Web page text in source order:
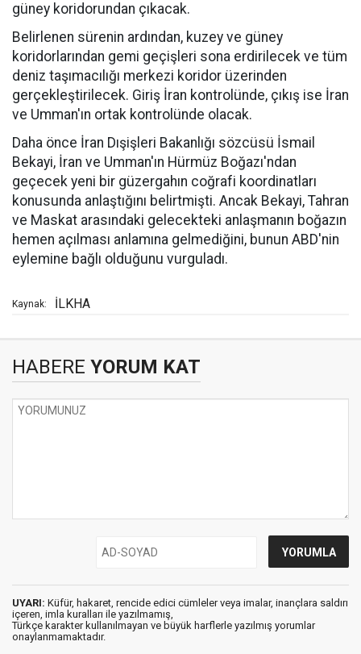
güney koridorundan çıkacak.
Belirlenen sürenin ardından, kuzey ve güney
koridorlarından gemi geçişleri sona erdirilecek ve tüm
deniz taşımacılığı merkezi koridor üzerinden
gerçekleştirilecek. Giriş İran kontrolünde, çıkış ise İran
ve Umman'ın ortak kontrolünde olacak.
Daha önce İran Dışişleri Bakanlığı sözcüsü İsmail
Bekayi, İran ve Umman'ın Hürmüz Boğazı'ndan
geçecek yeni bir güzergahın coğrafi koordinatları
konusunda anlaştığını belirtmişti. Ancak Bekayi, Tahran
ve Maskat arasındaki gelecekteki anlaşmanın boğazın
hemen açılması anlamına gelmediğini, bunun ABD'nin
eylemine bağlı olduğunu vurguladı.
Kaynak: İLKHA
HABERE YORUM KAT
UYARI: Küfür, hakaret, rencide edici cümleler veya imalar, inançlara saldırı
içeren, imla kuralları ile yazılmamış,
Türkçe karakter kullanılmayan ve büyük harflerle yazılmış yorumlar
onaylanmamaktadır.